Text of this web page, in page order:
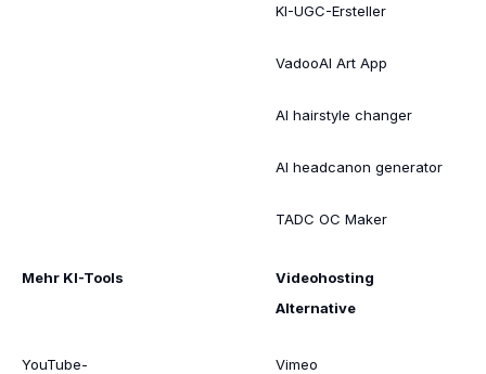
KI-UGC-Ersteller
VadooAI Art App
AI hairstyle changer
AI headcanon generator
TADC OC Maker
Mehr KI-Tools
YouTube-
Videohosting
Alternative
Vimeo